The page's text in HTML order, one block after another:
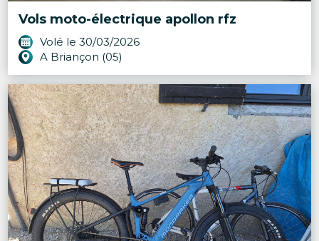
Vols moto-électrique apollon rfz
Volé le 30/03/2026
A Briançon (05)